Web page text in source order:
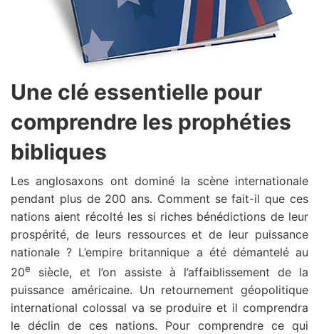
Une clé essentielle pour
comprendre les prophéties
bibliques
Les anglosaxons ont dominé la scène internationale
pendant plus de 200 ans. Comment se fait-il que ces
nations aient récolté les si riches bénédictions de leur
prospérité, de leurs ressources et de leur puissance
nationale ? L’empire britannique a été démantelé au
20e
siècle, et l’on assiste à l’affaiblissement de la
puissance américaine. Un retournement géopolitique
international colossal va se produire et il comprendra
le déclin de ces nations. Pour comprendre ce qui